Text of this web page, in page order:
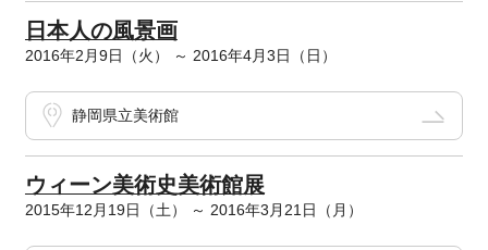
日本人の風景画
2016年2月9日（火） ～ 2016年4月3日（日）
静岡県立美術館
ウィーン美術史美術館展
2015年12月19日（土） ～ 2016年3月21日（月）